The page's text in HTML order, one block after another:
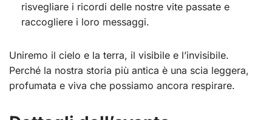
risvegliare i ricordi delle nostre vite passate e
raccogliere i loro messaggi.
Uniremo il cielo e la terra, il visibile e l’invisibile.
Perché la nostra storia più antica è una scia leggera,
profumata e viva che possiamo ancora respirare.